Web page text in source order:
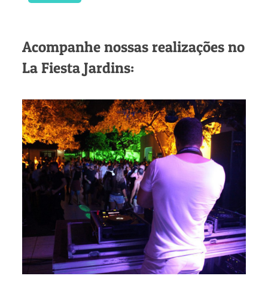
Acompanhe nossas realizações no
La Fiesta Jardins: